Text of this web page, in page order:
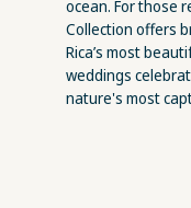
ocean. For those
Collection offers
Rica’s most
weddings
nature's most